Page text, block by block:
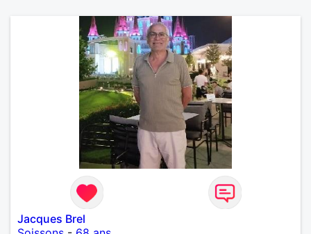
Jacques Brel